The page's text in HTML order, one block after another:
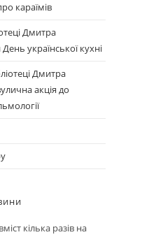
караїмів
Дмитра
української кухні
Дмитра
акція до
кілька разів на